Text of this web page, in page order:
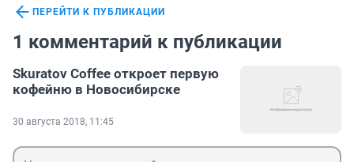
ПЕРЕЙТИ К ПУБЛИКАЦИИ
1 комментарий к публикации
Skuratov Coffee откроет первую
кофейню в Новосибирске
30 августа 2018, 11:45